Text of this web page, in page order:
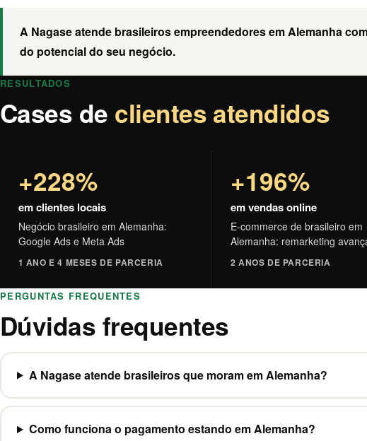
A Nagase atende brasileiros empreendedores em Alemanha
do potencial do seu negócio.
RESULTADOS
Cases de clientes atendidos
+228%
em clientes locais
Negócio brasileiro em Alemanha:
Google Ads e Meta Ads
1 ANO E 4 MESES DE PARCERIA
+196%
em vendas online
E-commerce de brasileiro em
Alemanha: remarketing
2 ANOS DE PARCERIA
PERGUNTAS FREQUENTES
Dúvidas frequentes
A Nagase atende brasileiros que moram em Alemanha?
Como funciona o pagamento estando em Alemanha?